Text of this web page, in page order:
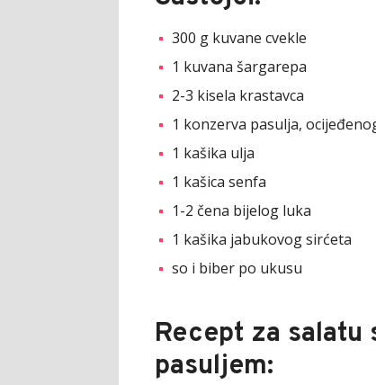
300 g kuvane cvekle
1 kuvana šargarepa
2-3 kisela krastavca
1 konzerva pasulja,
1 kašika ulja
1 kašica senfa
1-2 čena bijelog luka
1 kašika jabukovog sirćeta
so i biber po ukusu
Recept za salatu
pasuljem: